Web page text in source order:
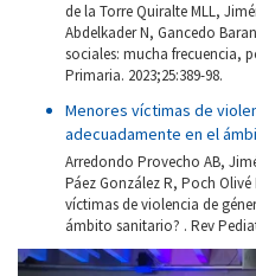
de la Torre Quiralte MLL,
Abdelkader N, Gancedo
sociales: mucha frecuencia,
Primaria. 2023;25:389-98.
Menores víctimas de
adecuadamente en el
Arredondo Provecho AB,
Páez González R, Poch
víctimas de violencia de
ámbito sanitario? . Rev